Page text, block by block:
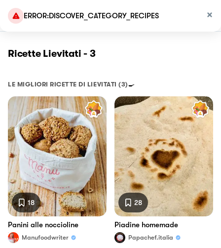
ERROR:DISCOVER_CATEGORY_RECIPES
Ricette Lievitati - 3
LE MIGLIORI RICETTE DI LIEVITATI (3)🍳
18
Panini alle noccioline
Manufoodwriter
28
Piadine homemade
Papachef.italia